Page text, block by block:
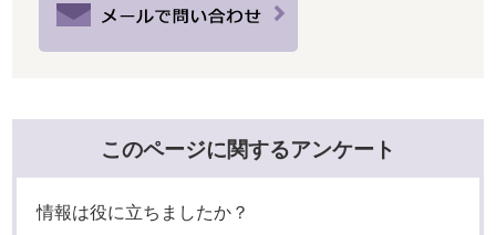
このページに関するアンケート
情報は役に立ちましたか？